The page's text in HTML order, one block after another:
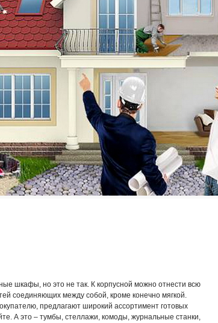
шкафы, но это не так. К корпусной можно отнести всю
соединяющих между собой, кроме конечно мягкой.
предлагают широкий ассортимент готовых
А это – тумбы, стеллажи, комоды, журнальные станки,